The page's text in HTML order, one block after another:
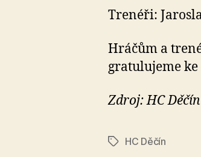
Trenéři:
Hráčům a
gratulujeme
Zdroj: HC Děčín
ŠtítkyHC Děčín